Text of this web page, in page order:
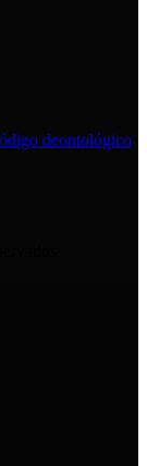
deontológico